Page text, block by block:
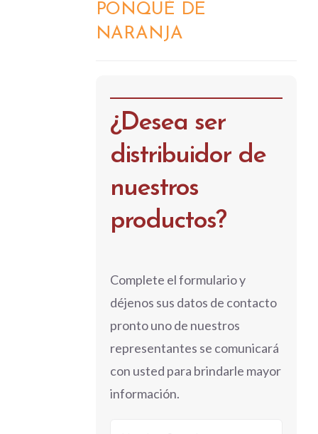
PONQUÉ DE
NARANJA
¿Desea ser
distribuidor de
nuestros
productos?
Complete el formulario y
déjenos sus datos de contacto
pronto uno de nuestros
representantes se comunicará
con usted para brindarle mayor
información.